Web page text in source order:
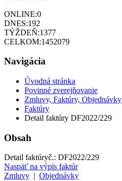
ONLINE:0
DNES:192
TÝŽDEŇ:1377
CELKOM:1452079
Navigácia
Úvodná stránka
Povinné zverejňovanie
Zmluvy, Faktúry, Objednávky
Faktúry
Detail faktúry DF2022/229
Obsah
Detail faktúryč.: DF2022/229
Naspäť na výpis faktúr
Zmluvy
Objednávky